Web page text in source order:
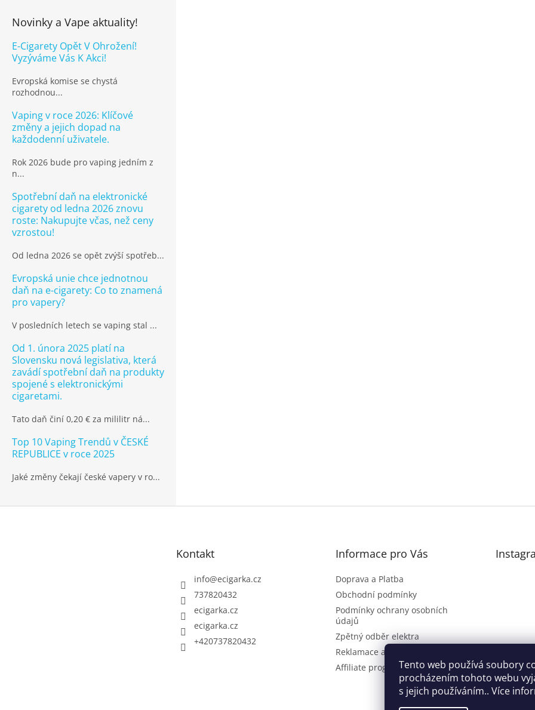
Tento web používá soubory
procházením tohoto webu
s jejich používáním.. Více
Novinky a Vape aktuality!
E-Cigarety Opět V Ohrožení!
Vyzýváme Vás K Akci!
Evropská komise se chystá
rozhodnou...
Vaping v roce 2026: Klíčové
změny a jejich dopad na
každodenní uživatele.
Rok 2026 bude pro vaping jedním z
n...
Spotřební daň na elektronické
cigarety od ledna 2026 znovu
roste: Nakupujte včas, než ceny
vzrostou!
Od ledna 2026 se opět zvýší spotřeb...
Evropská unie chce jednotnou
daň na e-cigarety: Co to znamená
pro vapery?
V posledních letech se vaping stal ...
Od 1. února 2025 platí na
Slovensku nová legislativa, která
zavádí spotřební daň na produkty
spojené s elektronickými
cigaretami.
Tato daň činí 0,20 € za mililitr ná...
Top 10 Vaping Trendů v ČESKÉ
REPUBLICE v roce 2025
Jaké změny čekají české vapery v ro...
Kontakt
info@ecigarka.cz
737820432
ecigarka.cz
ecigarka.cz
+420737820432
Informace pro Vás
Doprava a Platba
Obchodní podmínky
Podmínky ochrany osobních
údajů
Zpětný odběr elektra
Reklamace a vrácení zboží
Affiliate program